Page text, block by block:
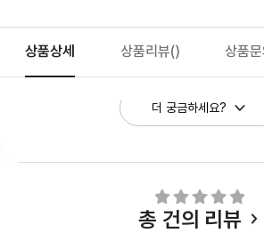
상품상세 상품리뷰() 상품문
더 궁금하세요?
총 건의 리뷰